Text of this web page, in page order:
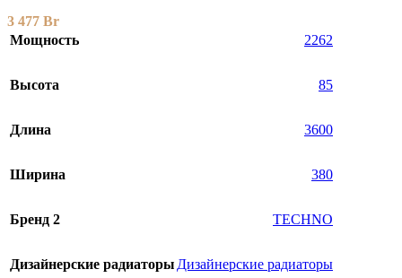
3 477 Br
Мощность
2262
Высота 85
Длина 3600
Ширина 380
Бренд 2 TECHNO
Дизайнерские радиаторы Дизайнерские радиаторы